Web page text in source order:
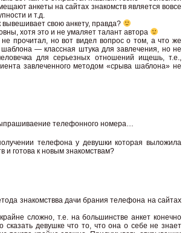
анкеты на сайтах знакомств является вовсе
и т.д.
свою анкету, правда?
хотя это и не умаляет талант автора
прочитал, но вот видел вопрос о том, а что же
— классная штука для завлечения, но не
для серьезных отношений ищешь, т.е.,
завлеченного методом «срыва шаблона» не
телефонного номера…
телефона у девушки которая выложила
и готова к новым знакомствам?
знакомствва дачи брания телефона на сайтах
сложно, т.е. на большинстве анкет конечно
сказать девушке что то, что она о себе не знает